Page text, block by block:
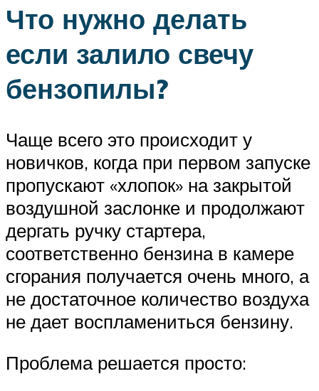
Что нужно делать
если залило свечу
бензопилы?
Чаще всего это происходит у
новичков, когда при первом запуске
пропускают «хлопок» на закрытой
воздушной заслонке и продолжают
дергать ручку стартера,
соответственно бензина в камере
сгорания получается очень много, а
не достаточное количество воздуха
не дает воспламениться бензину.
Проблема решается просто: